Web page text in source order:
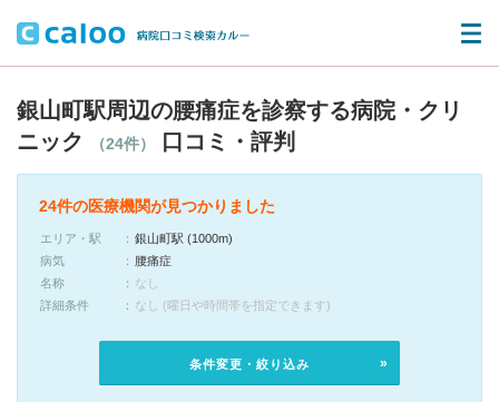
銀山町駅周辺の腰痛症を診察する病院・クリ
ニック
（24件） 口コミ・評判
24件の医療機関が見つかりました
エリア・駅
銀山町駅 (1000m)
病気
腰痛症
名称
なし
詳細条件
なし (曜日や時間帯を指定できます)
条件変更・絞り込み